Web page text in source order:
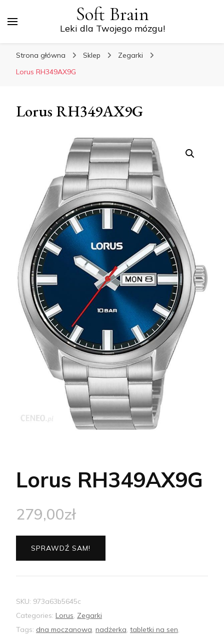
Soft Brain
Leki dla Twojego mózgu!
Strona główna Sklep
Zegarki
Lorus RH349AX9G
Lorus RH349AX9G
Lorus RH349AX9G
279,00zł
SPRAWDŹ SAM!
SKU: 973a63b5645c
Categories: Lorus, Zegarki
Tags: dna moczanowa, nadżerka, tabletki na sen,